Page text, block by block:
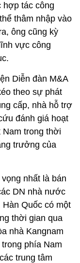
hợp tác công
thâm nhập vào
ông cũng kỳ
vực công
Diễn đàn M&A
theo sự phát
cấp, nhà hỗ trợ
đánh giá hoạt
Nam trong thời
trưởng của
nhất là bán
DN nhà nước
Quốc có một
thời gian qua
nhà Kangnam
phía Nam
trung tâm